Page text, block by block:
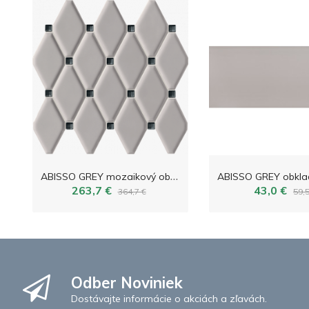
A
BISSO GREY mozaikový obklad 29,8x27,0
263,7 € 364,7 € 43,0 €
Odber Noviniek
Dostávajte informácie o akciách a zľavách.